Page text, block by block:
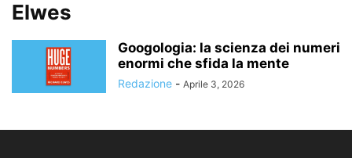
Elwes
Googologia: la scienza dei numeri
enormi che sfida la mente
Redazione - Aprile 3, 2026